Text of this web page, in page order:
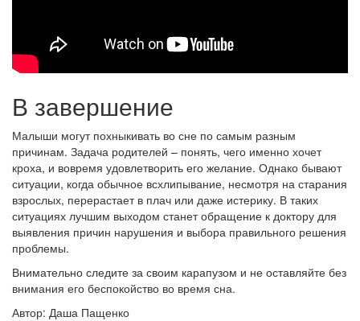
В завершение
Малыши могут похныкивать во сне по самым разным
причинам. Задача родителей – понять, чего именно хочет
кроха, и вовремя удовлетворить его желание. Однако бывают
ситуации, когда обычное всхлипывание, несмотря на старания
взрослых, перерастает в плач или даже истерику. В таких
ситуациях лучшим выходом станет обращение к доктору для
выявления причин нарушения и выбора правильного решения
проблемы.
Внимательно следите за своим карапузом и не оставляйте без
внимания его беспокойство во время сна.
Автор: Даша Пащенко